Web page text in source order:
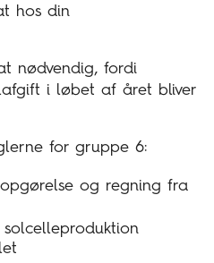
hos din
nødvendig, fordi
i løbet af året bliver
for gruppe 6:
og regning fra